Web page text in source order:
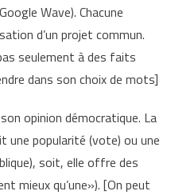
Wave). Chacune
d’un projet commun.
seulement à des faits
dans son choix de mots]
opinion démocratique. La
une popularité (vote) ou une
soit, elle offre des
mieux qu’une»). [On peut